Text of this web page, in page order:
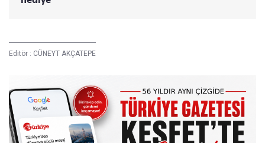
Editör : CÜNEYT AKÇATEPE